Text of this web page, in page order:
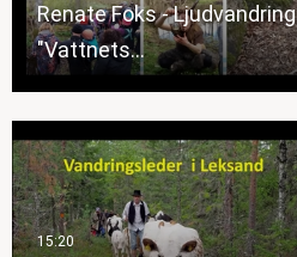
Renate Foks - Ljudvandring
"Vattnets…